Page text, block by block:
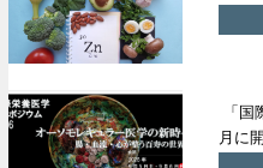
「
月に